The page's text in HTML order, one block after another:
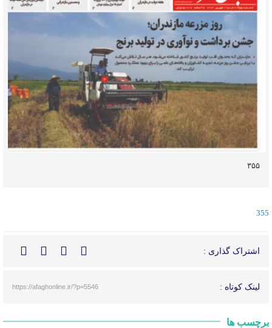
۳۵۵
355
اشتراک گذاری :
لینک کوتاه : https://afaghonline.ir/?p=5546
برچسب ها